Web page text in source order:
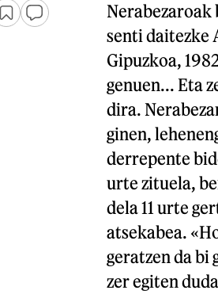
Nerabezaroak
senti daitezke
Gipuzkoa,
genuen... Eta
dira.
ginen,
derrepente
urte zituela,
dela 11 urte
atsekabea.
geratzen da bi
zer egiten